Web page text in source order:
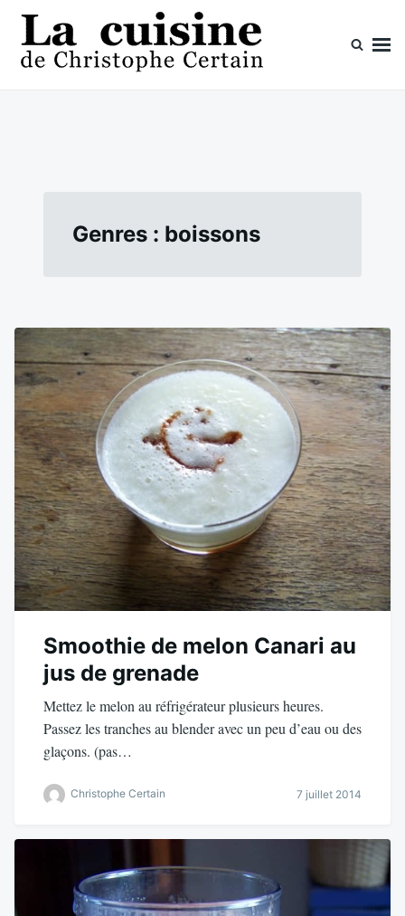
Skip
content
Search
for:
Genres : boissons
Smoothie de melon Canari au
jus de grenade
Mettez le melon au réfrigérateur plusieurs heures.
Passez les tranches au blender avec un peu d’eau ou des
glaçons. (pas…
Christophe Certain 7 juillet 2014